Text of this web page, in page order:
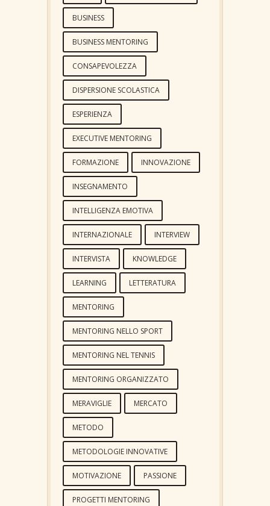
BUSINESS
BUSINESS MENTORING
CONSAPEVOLEZZA
DISPERSIONE SCOLASTICA
ESPERIENZA
EXECUTIVE MENTORING
FORMAZIONE INNOVAZIONE
INSEGNAMENTO
INTELLIGENZA EMOTIVA
INTERNAZIONALE INTERVIEW
INTERVISTA KNOWLEDGE
LEARNING LETTERATURA
MENTORING
MENTORING NELLO SPORT
MENTORING NEL TENNIS
MENTORING ORGANIZZATO
MERAVIGLIE MERCATO
METODO
METODOLOGIE INNOVATIVE
MOTIVAZIONE PASSIONE
PROGETTI MENTORING